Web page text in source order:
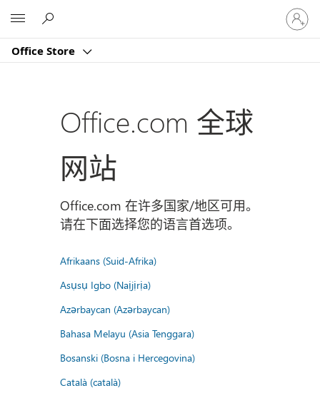
Office Store
请
登
录
Office.com 全球
网站
Office.com 在许多国家/地区可用。
请在下面选择您的语言首选项。
Afrikaans (Suid-Afrika)
Asụsụ Igbo (Naịjịrịa)
Azərbaycan (Azərbaycan)
Bahasa Melayu (Asia Tenggara)
Bosanski (Bosna i Hercegovina)
Català (català)